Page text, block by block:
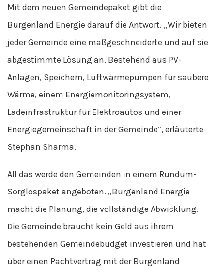
Mit dem neuen Gemeindepaket gibt die
Burgenland Energie darauf die Antwort. „Wir bieten
jeder Gemeinde eine maßgeschneiderte und auf sie
abgestimmte Lösung an. Bestehend aus PV-
Anlagen, Speichern, Luftwärmepumpen für saubere
Wärme, einem Energiemonitoringsystem,
Ladeinfrastruktur für Elektroautos und einer
Energiegemeinschaft in der Gemeinde“, erläuterte
Stephan Sharma.
All das werde den Gemeinden in einem Rundum-
Sorglospaket angeboten. „Burgenland Energie
macht die Planung, die vollständige Abwicklung.
Die Gemeinde braucht kein Geld aus ihrem
bestehenden Gemeindebudget investieren und hat
über einen Pachtvertrag mit der Burgenland